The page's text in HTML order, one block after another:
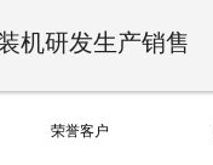
机研发生产销售
荣誉客户